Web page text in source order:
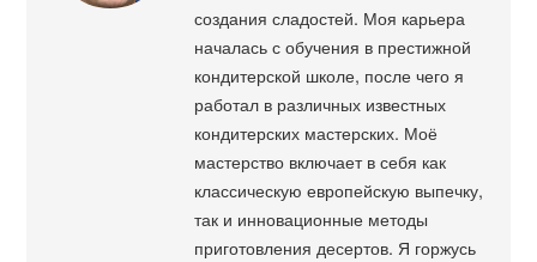
создания сладостей. Моя карьера
началась с обучения в престижной
кондитерской школе, после чего я
работал в различных известных
кондитерских мастерских. Моё
мастерство включает в себя как
классическую европейскую выпечку,
так и инновационные методы
приготовления десертов. Я горжусь